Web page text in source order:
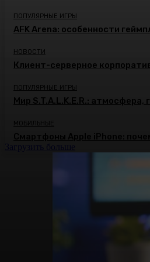
ПОПУЛЯРНЫЕ ИГРЫ
AFK Arena: особенности
НОВОСТИ
Клиент-серверное
ПОПУЛЯРНЫЕ ИГРЫ
Мир S.T.A.L.K.E.R.:
МОБИЛЬНЫЕ